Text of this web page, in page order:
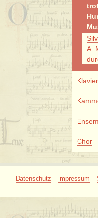
A.
Chor
Navigation
Datenschutz Impressum